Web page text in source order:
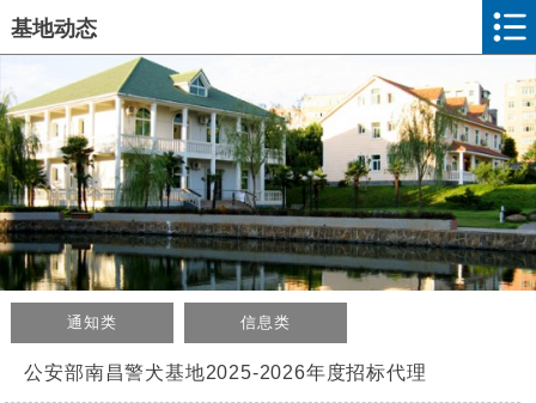
基地动态
通知类 信息类
公安部南昌警犬基地2025-2026年度招标代理